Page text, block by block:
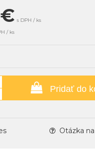
€ s DPH / ks
/ ks
Pridať do
Otázka